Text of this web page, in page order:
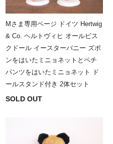
Mさま専用ページ ドイツ Hertwig
& Co. ヘルトヴィヒ オールビス
クドール イースターバニー ズボ
ンをはいたミニョネットとペチ
パンツをはいたミニョネット ド
ールスタンド付き 2体セット
SOLD OUT